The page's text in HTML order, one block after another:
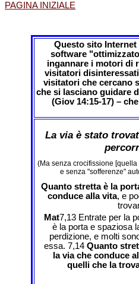
PAGINA INIZIALE
Questo sito
software
ingannare i motori di
visitatori
visitatori che cercano
che si lasciano guidare
(Giov 14:15-17) –
La via è stato
(Ma senza crocifissione
e senza "sofferenze"
Quanto stretta è la
conduce alla vita, e
Mat7,13 Entrate per la
è la porta e spaziosa
perdizione, e molti
essa. 7,14 Quanto
la via che conduce
quelli che la